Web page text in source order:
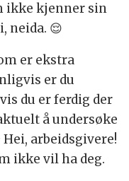
ikke kjenner sin
neida. 😌
er ekstra
er du
du er ferdig der
å undersøke
arbeidsgivere!
ikke vil ha deg.